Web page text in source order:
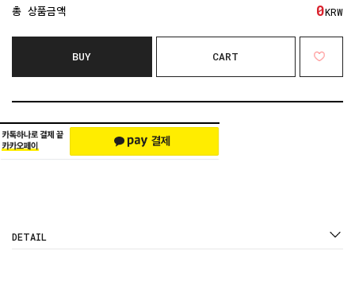
총 상품금액 0KRW
BUY CART
DETAIL